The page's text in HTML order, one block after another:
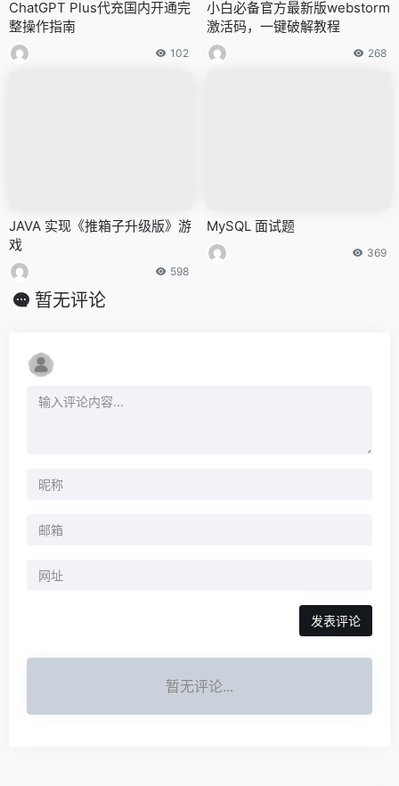
ChatGPT Plus代充国内开通完
整操作指南
102
小白必备官方最新版webstorm
激活码，一键破解教程
268
JAVA 实现《推箱子升级版》游
戏
598
MySQL 面试题
369
暂无评论
暂无评论...